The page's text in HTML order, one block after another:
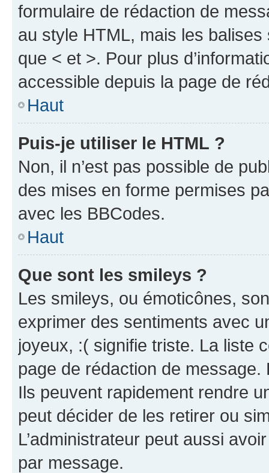
formulaire de rédaction de
au style HTML, mais les
que < et >. Pour plus
accessible depuis la page de
Haut
Puis-je utiliser le HTML ?
Non, il n’est pas possible de
des mises en forme permises
avec les BBCodes.
Haut
Que sont les smileys ?
Les smileys, ou émoticônes,
exprimer des sentiments avec
joyeux, :( signifie triste. La liste
page de rédaction de
Ils peuvent rapidement rendre
peut décider de les retirer ou
L’administrateur peut aussi
par message.